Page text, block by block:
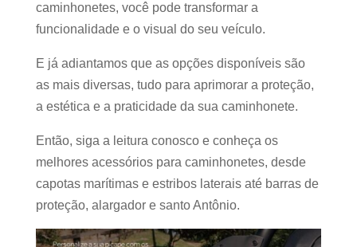
caminhonetes, você pode transformar a
funcionalidade e o visual do seu veículo.
E já adiantamos que as opções disponíveis são
as mais diversas, tudo para aprimorar a proteção,
a estética e a praticidade da sua caminhonete.
Então, siga a leitura conosco e conheça os
melhores acessórios para caminhonetes, desde
capotas marítimas e estribos laterais até barras de
proteção, alargador e santo Antônio.